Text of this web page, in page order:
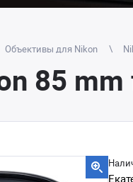
Объективы для Nikon
85